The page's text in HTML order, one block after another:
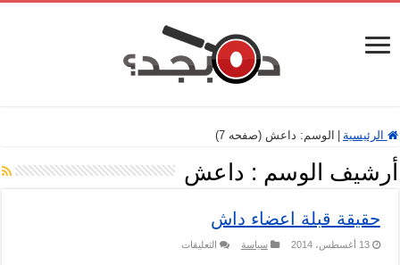
الرئيسية الوسم: داعش (صفحه 7)
أرشيف الوسم : داعش
حقيقة قبلة اعضاء داش
13 أغسطس، 2014 سياسة التعليقات